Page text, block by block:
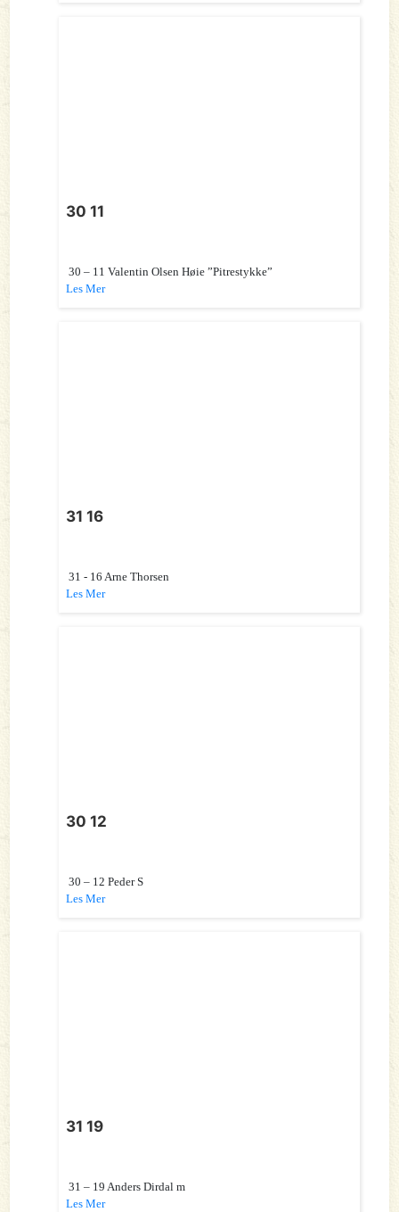
30 11
30 – 11 Valentin Olsen Høie ”Pitrestykke”
Les Mer
31 16
31 - 16 Arne Thorsen
Les Mer
30 12
30 – 12 Peder S
Les Mer
31 19
31 – 19 Anders Dirdal m
Les Mer